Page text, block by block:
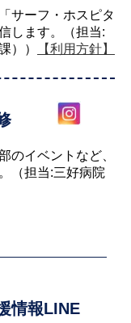
サーフ・ホスピタ
します。（担当:
））
【利用方針】
のイベントなど、
（担当:三好病院
情報LINE